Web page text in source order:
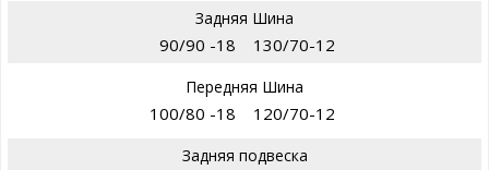
Задняя Шина
90/90 -18 130/70-12
Передняя Шина
100/80 -18 120/70-12
Задняя подвеска